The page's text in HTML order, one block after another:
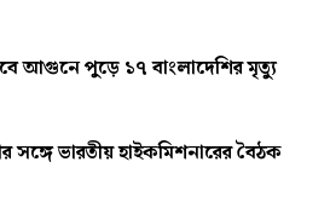
আগুনে পুড়ে ১৭ বাংলাদেশির মৃত্যু
সঙ্গে ভারতীয় হাইকমিশনারের বৈঠক